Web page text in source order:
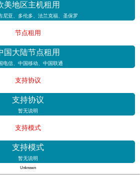
美地区主机租用
尼亚、多伦多、法兰克福、圣保罗
节点租用
国大陆节点租用
电信、中国移动、中国联通
支持协议
支持协议
暂无说明
支持模式
支持模式
暂无说明
Unknown